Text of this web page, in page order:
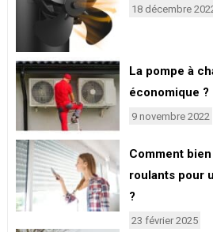
18 décembre
La pompe à
économique ?
9 novembre 2022
Comment
roulants pour
?
23 février 2025